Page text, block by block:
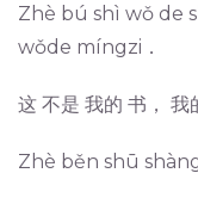
Zhè bú shì wǒ de
wǒde míngzi．
这 不是 我的 书， 我
Zhè běn shū